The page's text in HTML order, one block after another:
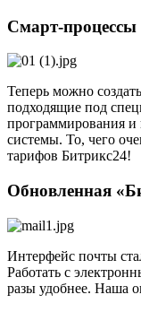
Смарт-процессы
Теперь можно
подходящие под
программирования и
системы. То, чего
тарифов Битрикс24!
Обновленная
Интерфейс почты
Работать с
разы удобнее. Наша